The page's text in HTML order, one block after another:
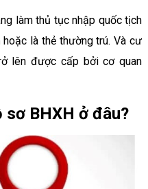
làm thủ tục nhập quốc tịch
là thẻ thường trú. Và cư
lên được cấp bởi cơ quan
sơ BHXH ở đâu?